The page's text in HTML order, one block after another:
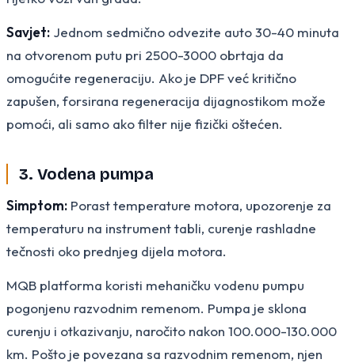
Savjet: Jednom sedmično odvezite auto 30-40 minuta
na otvorenom putu pri 2500-3000 obrtaja da
omogućite regeneraciju. Ako je DPF već kritično
zapušen, forsirana regeneracija dijagnostikom može
pomoći, ali samo ako filter nije fizički oštećen.
3. Vodena pumpa
Simptom: Porast temperature motora, upozorenje za
temperaturu na instrument tabli, curenje rashladne
tečnosti oko prednjeg dijela motora.
MQB platforma koristi mehaničku vodenu pumpu
pogonjenu razvodnim remenom. Pumpa je sklona
curenju i otkazivanju, naročito nakon 100.000-130.000
km. Pošto je povezana sa razvodnim remenom, njen